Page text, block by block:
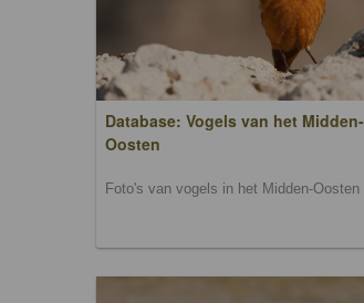
Database: Vogels van het Midden-
Oosten
Foto's van vogels in het Midden-Oosten